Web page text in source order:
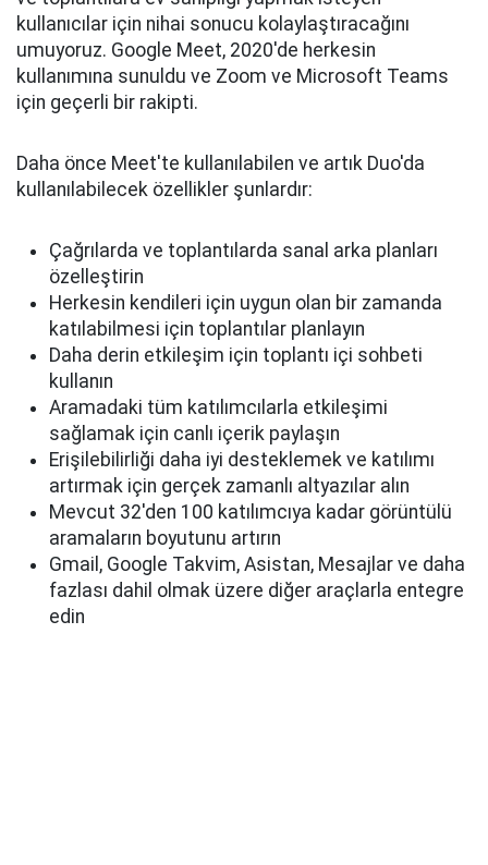
kullanıcılar için nihai sonucu kolaylaştıracağını
umuyoruz. Google Meet, 2020'de herkesin
kullanımına sunuldu ve Zoom ve Microsoft Teams
için geçerli bir rakipti.
Daha önce Meet'te kullanılabilen ve artık Duo'da
kullanılabilecek özellikler şunlardır:
Çağrılarda ve toplantılarda sanal arka planları
özelleştirin
Herkesin kendileri için uygun olan bir zamanda
katılabilmesi için toplantılar planlayın
Daha derin etkileşim için toplantı içi sohbeti
kullanın
Aramadaki tüm katılımcılarla etkileşimi
sağlamak için canlı içerik paylaşın
Erişilebilirliği daha iyi desteklemek ve katılımı
artırmak için gerçek zamanlı altyazılar alın
Mevcut 32'den 100 katılımcıya kadar görüntülü
aramaların boyutunu artırın
Gmail, Google Takvim, Asistan, Mesajlar ve daha
fazlası dahil olmak üzere diğer araçlarla entegre
edin